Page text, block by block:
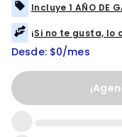
Incluye 1 AÑO DE
¡Si no te gusta, lo
Desde: $0/mes